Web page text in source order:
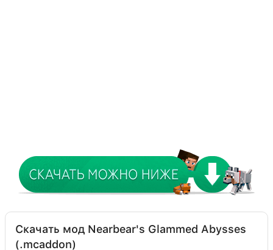
Скачать мод Nearbear's Glammed Abysses
(.mcaddon)